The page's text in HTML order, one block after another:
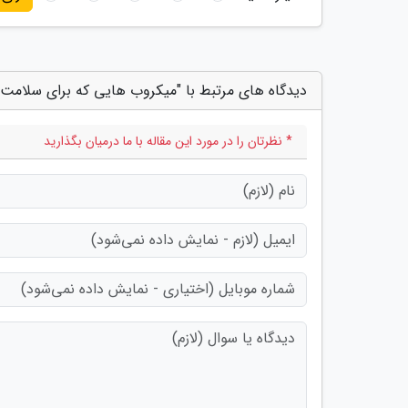
دیدگاه های مرتبط با "میکروب هایی که برای
* نظرتان را در مورد این مقاله با ما درمیان بگذارید